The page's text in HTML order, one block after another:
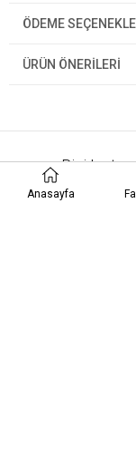
ÖDEME
ÜRÜN ÖNERILERI
Bizi
Anasayfa